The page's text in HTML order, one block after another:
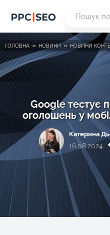
ГОЛОВНА » НОВИНИ » НОВИНИ
Google тестує
оголошень у
Катерина
16.08.2024